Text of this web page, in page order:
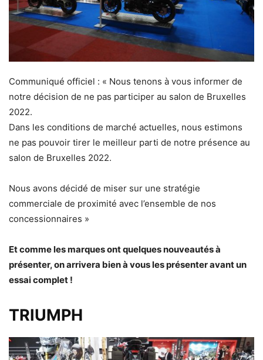
Communiqué officiel : « Nous tenons à vous informer de
notre décision de ne pas participer au salon de Bruxelles
2022.
Dans les conditions de marché actuelles, nous estimons
ne pas pouvoir tirer le meilleur parti de notre présence au
salon de Bruxelles 2022.
Nous avons décidé de miser sur une stratégie
commerciale de proximité avec l’ensemble de nos
concessionnaires »
Et comme les marques ont quelques nouveautés à
présenter, on arrivera bien à vous les présenter avant un
essai complet !
TRIUMPH